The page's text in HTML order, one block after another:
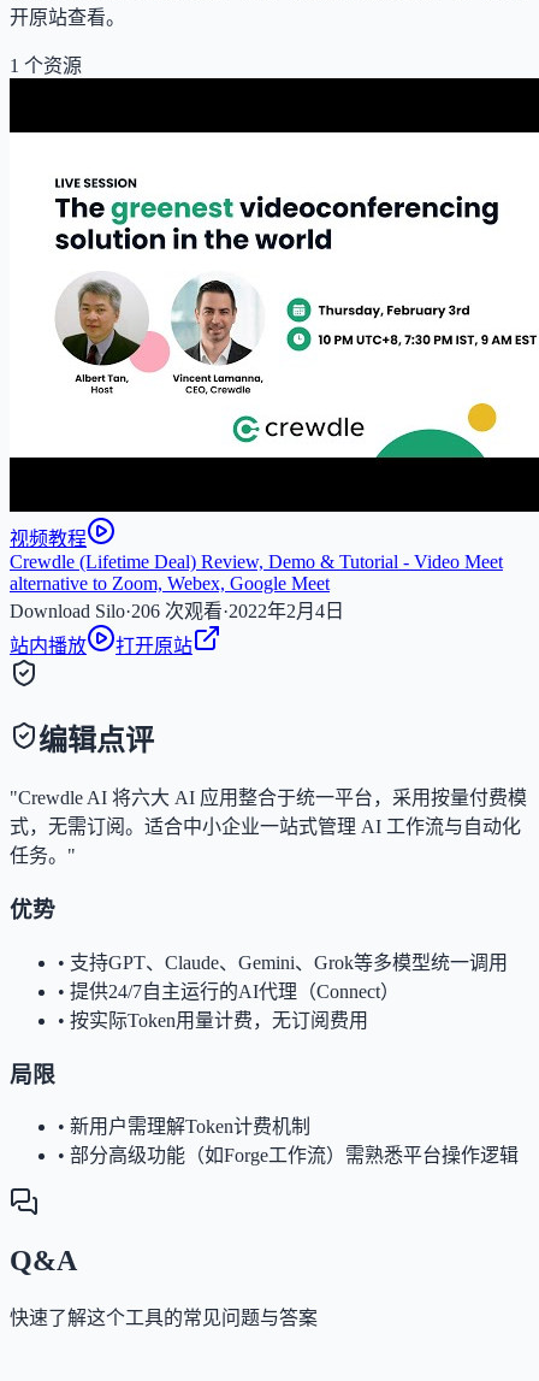
开原站查看。
1 个资源
视频教程
Crewdle (Lifetime Deal) Review, Demo & Tutorial - Video Meet
alternative to Zoom, Webex, Google Meet
Download Silo·206 次观看·2022年2月4日
站内播放
打开原站
编辑点评
"Crewdle AI 将六大 AI 应用整合于统一平台，采用按量付费模
式，无需订阅。适合中小企业一站式管理 AI 工作流与自动化
任务。"
优势
• 支持GPT、Claude、Gemini、Grok等多模型统一调用
• 提供24/7自主运行的AI代理（Connect）
• 按实际Token用量计费，无订阅费用
局限
• 新用户需理解Token计费机制
• 部分高级功能（如Forge工作流）需熟悉平台操作逻辑
Q&A
快速了解这个工具的常见问题与答案